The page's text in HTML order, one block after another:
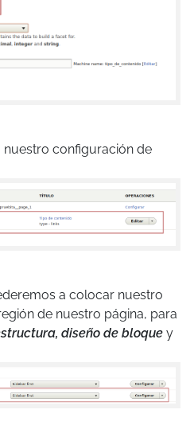
nuestro configuración de
a colocar nuestro
de nuestro página, para
diseño de bloque y